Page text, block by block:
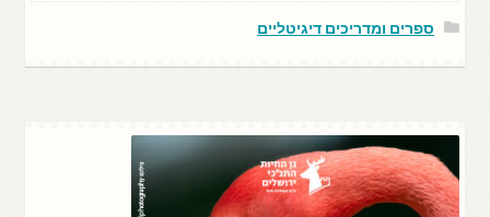
ספרים ומדריכים דיגיטליים